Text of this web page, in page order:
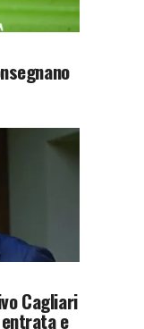
Cagliari
e